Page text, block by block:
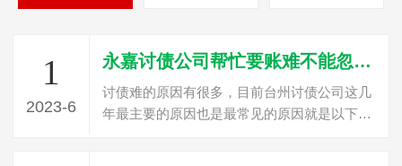
1
2023-6
永嘉讨债公司帮忙要账难不能忽视的三个原因
讨债难的原因有很多，目前台州讨债公司这几
年最主要的原因也是最常见的原因就是以下三